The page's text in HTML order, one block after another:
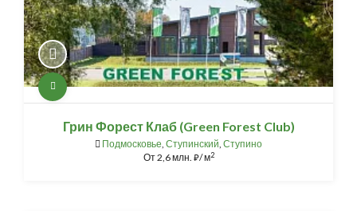
Грин Форест Клаб (Green Forest Club)
Подмосковье, Ступинский, Ступино
От2,6 млн. ⃏/ м2